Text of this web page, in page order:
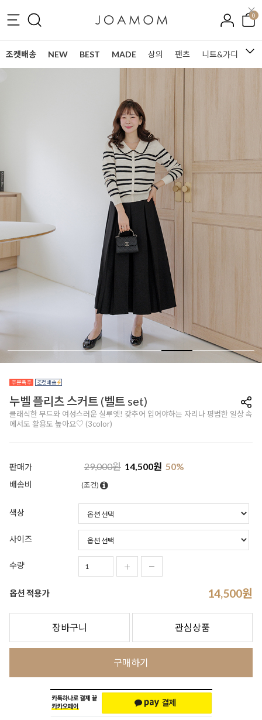
0
조켓배송 NEW BEST MADE 상의 팬츠 니트&가디건
누벨 플리츠 스커트 (벨트 set)
클래식한 무드와 여성스러운 실루엣! 갖추어 입어야하는 자리나 평범한 일상 속
에서도 활용도 높아요♡ (3color)
판매가 29,000원 14,500원 50%
배송비 (조건)
색상
사이즈
수량
옵션 적용가 14,500원
장바구니 관심상품
구매하기